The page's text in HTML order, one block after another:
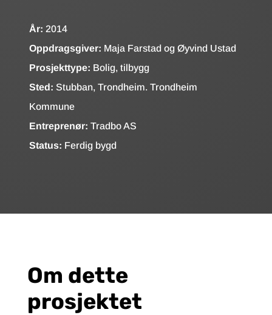
År: 2014
Oppdragsgiver: Maja Farstad og Øyvind Ustad
Prosjekttype: Bolig, tilbygg
Sted: Stubban, Trondheim. Trondheim
Kommune
Entreprenør: Tradbo AS
Status: Ferdig bygd
Om dette
prosjektet